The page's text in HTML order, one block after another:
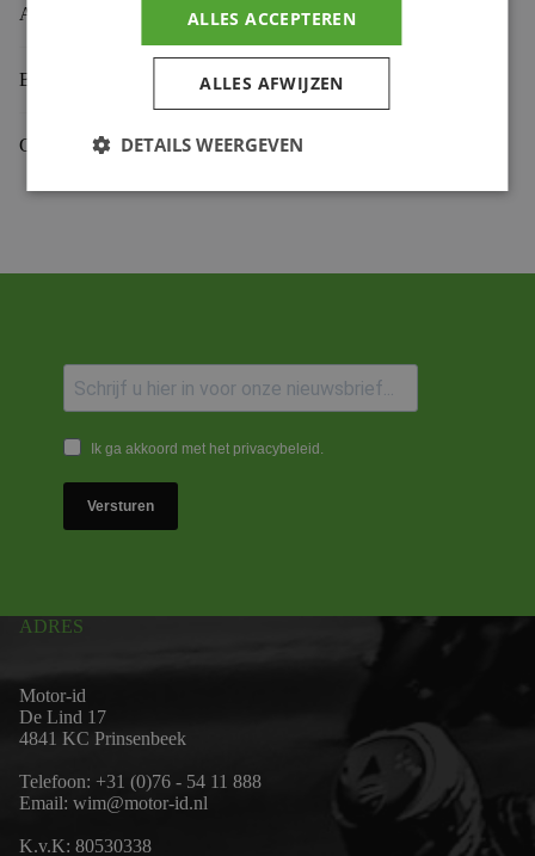
Aanvullende informatie
Beoordelingen (0)
Gekoppelde Motoren
Ik ga akkoord met het privacybeleid.
Versturen
ADRES
Motor-id
De Lind 17
4841 KC Prinsenbeek
Telefoon: +31 (0)76 - 54 11 888
Email: wim@motor-id.nl
K.v.K: 80530338
ALLES ACCEPTEREN
ALLES AFWIJZEN
DETAILS WEERGEVEN